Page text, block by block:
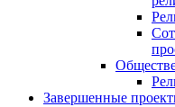
Завершенные